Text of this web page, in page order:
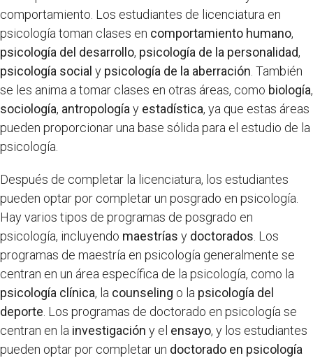
comportamiento. Los estudiantes de licenciatura en
psicología toman clases en comportamiento humano,
psicología del desarrollo, psicología de la personalidad,
psicología social y psicología de la aberración . También
se les anima a tomar clases en otras áreas, como biología,
sociología, antropología y estadística, ya que estas áreas
pueden proporcionar una base sólida para el estudio de la
psicología.
Después de completar la licenciatura, los estudiantes
pueden optar por completar un posgrado en psicología.
Hay varios tipos de programas de posgrado en
psicología, incluyendo maestrías y doctorados . Los
programas de maestría en psicología generalmente se
centran en un área específica de la psicología, como la
psicología clínica, la counseling o la psicología del
deporte . Los programas de doctorado en psicología se
centran en la investigación y el ensayo, y los estudiantes
pueden optar por completar un doctorado en psicología